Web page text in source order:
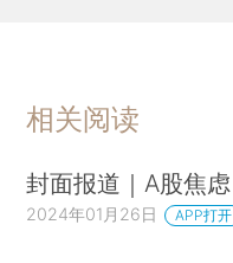
相关阅读
封面报道｜A股焦虑
2024年01月26日 APP打开